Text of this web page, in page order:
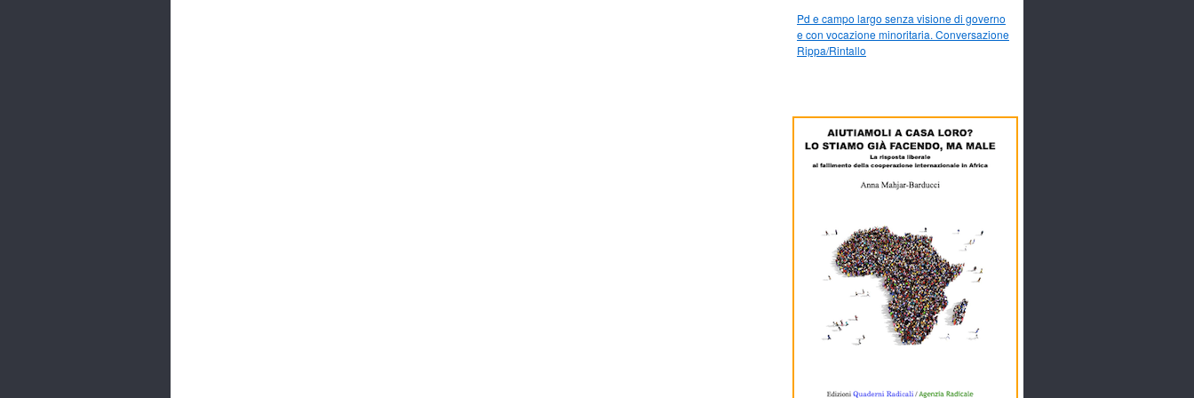
Pd e campo largo senza visione di governo
e con vocazione minoritaria. Conversazione
Rippa/Rintallo